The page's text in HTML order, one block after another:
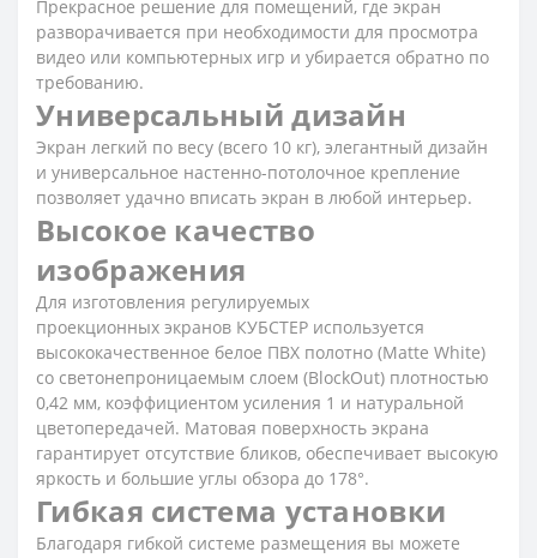
Прекрасное решение для помещений, где экран
разворачивается при необходимости для просмотра
видео или компьютерных игр и убирается обратно по
требованию.
Универсальный дизайн
Экран легкий по весу (всего 10 кг), элегантный дизайн
и универсальное настенно-потолочное крепление
позволяет удачно вписать экран в любой интерьер.
Высокое качество
изображения
Для изготовления регулируемых
проекционных экранов КУБСТЕР используется
высококачественное белое ПВХ полотно (Matte White)
со светонепроницаемым слоем (BlockOut) плотностью
0,42 мм, коэффициентом усиления 1 и натуральной
цветопередачей. Матовая поверхность экрана
гарантирует отсутствие бликов, обеспечивает высокую
яркость и большие углы обзора до 178°.
Гибкая система установки
Благодаря гибкой системе размещения вы можете